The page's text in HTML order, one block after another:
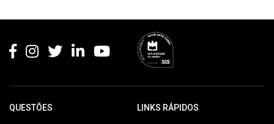
QUESTÕES LINKS RÁPIDOS